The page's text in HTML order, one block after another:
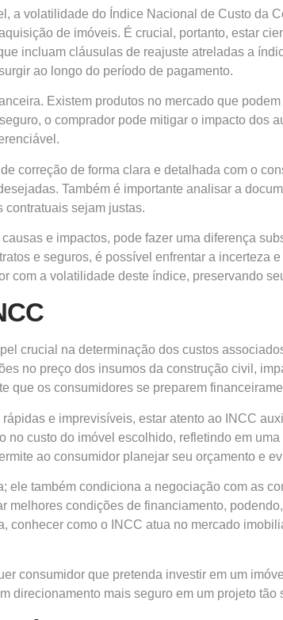
a volatilidade do Índice Nacional de Custo da
de imóveis. É crucial, portanto, estar
incluam cláusulas de reajuste atreladas a
ao longo do período de pagamento.
Existem produtos no mercado que
o comprador pode mitigar o impacto dos
correção de forma clara e detalhada com o
Também é importante analisar a
contratuais sejam justas.
e impactos, pode fazer uma diferença
e seguros, é possível enfrentar a incerteza
com a volatilidade deste índice, preservando
crucial na determinação dos custos
no preço dos insumos da construção civil,
que os consumidores se preparem
e imprevisíveis, estar atento ao INCC
custo do imóvel escolhido, refletindo em
ao consumidor planejar seu orçamento e
também condiciona a negociação com as
condições de financiamento,
conhecer como o INCC atua no mercado
consumidor que pretenda investir em um
direcionamento mais seguro em um projeto